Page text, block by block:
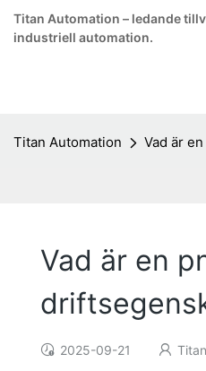
Titan Automation – ledande
industriell automation.
Titan Automation Vad är
Vad är en
2025-09-21